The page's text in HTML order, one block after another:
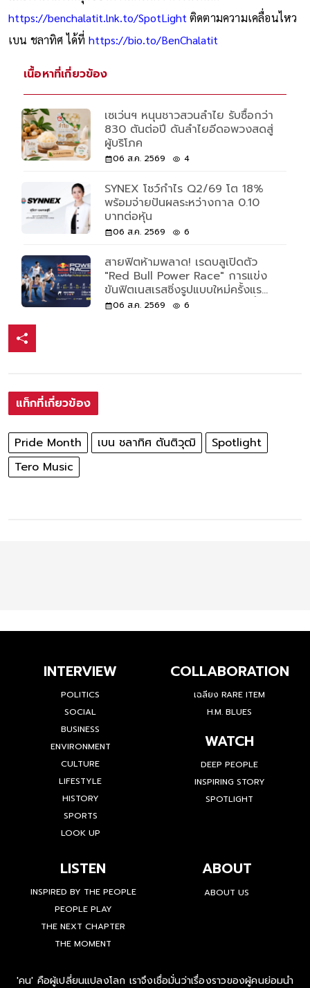
https://benchalatit.lnk.to/SpotLight ติดตามความเคลื่อนไหว
เบน ชลาทิศ ได้ที่ https://bio.to/BenChalatit
เนื้อหาที่เกี่ยวข้อง
เซเว่นฯ หนุนชาวสวนลำไย รับซื้อกว่า
830 ตันต่อปี ดันลำไยอีดอพวงสดสู่
ผู้บริโภค
06 ส.ค. 2569 4
SYNEX โชว์กำไร Q2/69 โต 18%
พร้อมจ่ายปันผลระหว่างกาล 0.10
บาทต่อหุ้น
06 ส.ค. 2569 6
สายฟิตห้ามพลาด! เรดบลูเปิดตัว
"Red Bull Power Race" การแข่ง
ขันฟิตเนสเรสซิ่งรูปแบบใหม่ครั้งแรก
ของโลก เปิดรับแค่ 500 คนเท่านั้น
06 ส.ค. 2569 6
แท็กที่เกี่ยวข้อง
Pride Month เบน ชลาทิศ ตันติวุฒิ
Spotlight
Tero Music
INTERVIEW
POLITICS
SOCIAL
BUSINESS
ENVIRONMENT
CULTURE
LIFESTYLE
HISTORY
SPORTS
LOOK UP
COLLABORATION
เฉลียง RARE ITEM
H.M. BLUES
WATCH
DEEP PEOPLE
INSPIRING STORY
SPOTLIGHT
LISTEN
INSPIRED BY THE PEOPLE
PEOPLE PLAY
THE NEXT CHAPTER
THE MOMENT
ABOUT
ABOUT US
'คน' คือผู้เปลี่ยนแปลงโลก เราจึงเชื่อมั่นว่าเรื่องราวของผู้คนย่อมนำ